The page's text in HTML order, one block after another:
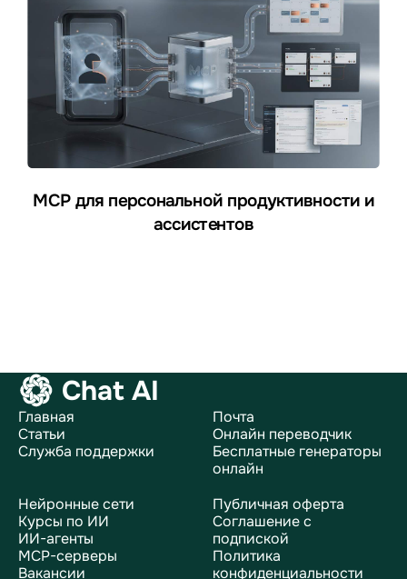
MCP для персональной продуктивности и
ассистентов
Chat AI
Главная
Статьи
Служба поддержки
Почта
Онлайн переводчик
Бесплатные генераторы
онлайн
Нейронные сети
Курсы по ИИ
ИИ-агенты
MCP-серверы
Вакансии
Публичная оферта
Соглашение с
подпиской
Политика
конфиденциальности